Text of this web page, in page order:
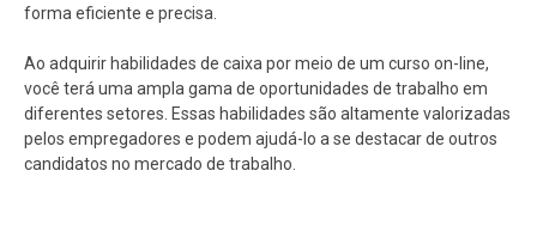
forma eficiente e precisa.
Ao adquirir habilidades de caixa por meio de um curso on-line,
você terá uma ampla gama de oportunidades de trabalho em
diferentes setores. Essas habilidades são altamente valorizadas
pelos empregadores e podem ajudá-lo a se destacar de outros
candidatos no mercado de trabalho.